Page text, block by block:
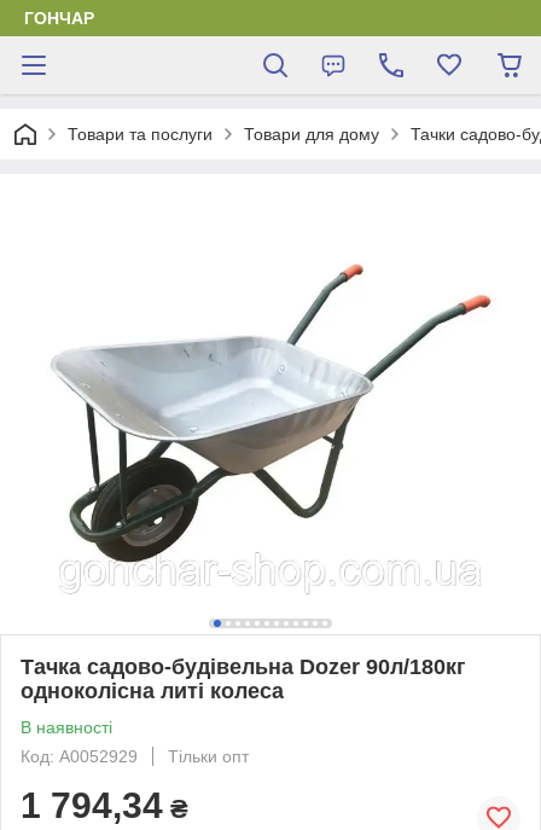
ГОНЧАР
Товари та послуги Товари для дому Тачки садово-
Тачка садово-будівельна Dozer 90л/180кг
одноколісна литі колеса
В наявності
Код: А0052929
Тільки опт
1 794,34 ₴